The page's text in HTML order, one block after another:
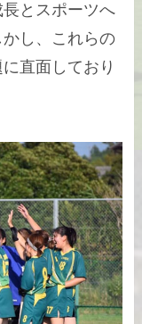
とスポーツへ
し、これらの
直面しており